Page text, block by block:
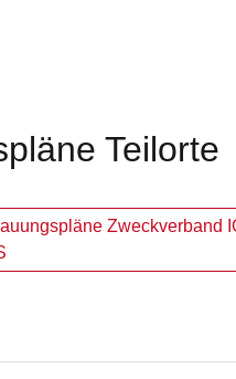
Teilorte
Zweckverband